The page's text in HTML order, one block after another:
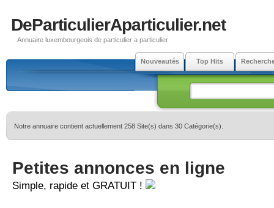
DeParticulierAparticulier.net
Annuaire luxembourgeois de particulier a particulier
Nouveautés Top Hits
Notre annuaire contient actuellement 258 Site(s) dans 30 Catégorie(s).
Petites annonces en ligne
Simple, rapide et GRATUIT !